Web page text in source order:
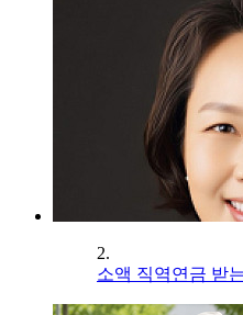
2.
소액 직역연금 받